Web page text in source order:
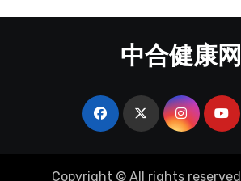
中合健康网
Copyright © All rights reserved